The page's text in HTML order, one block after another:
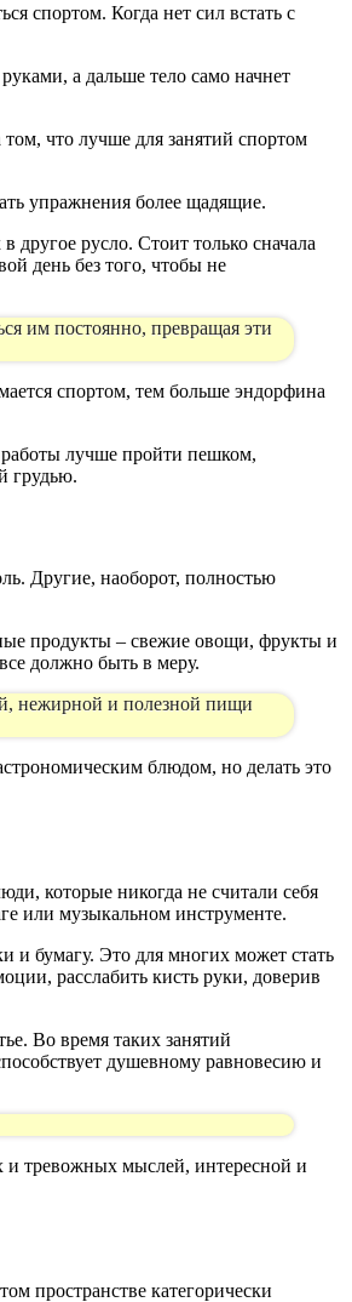
спортом. Когда нет сил встать с
а дальше тело само начнет
что лучше для занятий спортом
упражнения более щадящие.
другое русло. Стоит только сначала
день без того, чтобы не
им постоянно, превращая эти
спортом, тем больше эндорфина
работы лучше пройти пешком,
грудью.
Другие, наоборот, полностью
продукты – свежие овощи, фрукты и
должно быть в меру.
нежирной и полезной пищи
блюдом, но делать это
которые никогда не считали себя
или музыкальном инструменте.
и бумагу. Это для многих может стать
расслабить кисть руки, доверив
Во время таких занятий
душевному равновесию и
и тревожных мыслей, интересной и
пространстве категорически